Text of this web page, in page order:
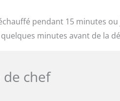
pendant 15 minutes
minutes avant de la
chef